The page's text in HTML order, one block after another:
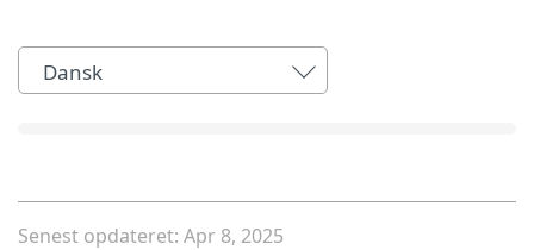
Dansk
Senest opdateret: Apr 8, 2025